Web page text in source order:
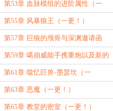
更！）
第53章 血脉模组的进阶属性（一
更！）
第55章 风暴狼王（一更！）
第57章 巨狼的颅骨与深渊邀请函
（一更！）
第59章 噶崩威能手携重炮以及新的
旅途（一更！）
第61章 噬忆巨兽-墨瑟坎（一
更！）
第63章 恶魔（一更！）
第65章 教堂的密室（一更！）